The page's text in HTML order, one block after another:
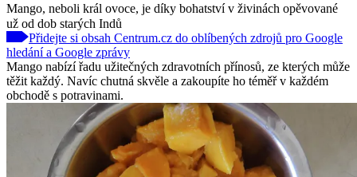
Mango, neboli král ovoce, je díky bohatství v živinách opěvované
už od dob starých Indů
Přidejte si obsah Centrum.cz do oblíbených zdrojů pro Google
hledání a Google zprávy
Mango nabízí řadu užitečných zdravotních přínosů, ze kterých může
těžit každý. Navíc chutná skvěle a zakoupíte ho téměř v každém
obchodě s potravinami.